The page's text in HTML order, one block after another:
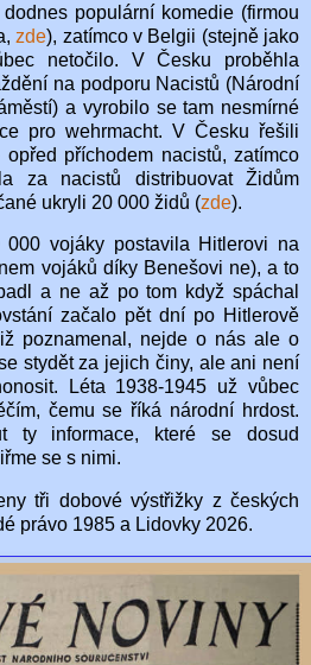
populární komedie (firmou
zde), zatímco v Belgii (stejně jako
netočilo. V Česku proběhla
na podporu Nacistů (Národní
a vyrobilo se tam nesmírné
pro wehrmacht. V Česku řešili
opřed příchodem nacistů, zatímco
za nacistů distribuovat Židům
ukryli 20 000 židů (zde).
vojáky postavila Hitlerovi na
vojáků díky Benešovi ne), a to
a ne až po tom když spáchal
začalo pět dní po Hitlerově
poznamenal, nejde o nás ale o
stydět za jejich činy, ale ani není
Léta 1938-1945 už vůbec
čemu se říká národní hrdost.
ty informace, které se dosud
se s nimi.
tři dobové výstřižky z českých
právo 1985 a Lidovky 2026.